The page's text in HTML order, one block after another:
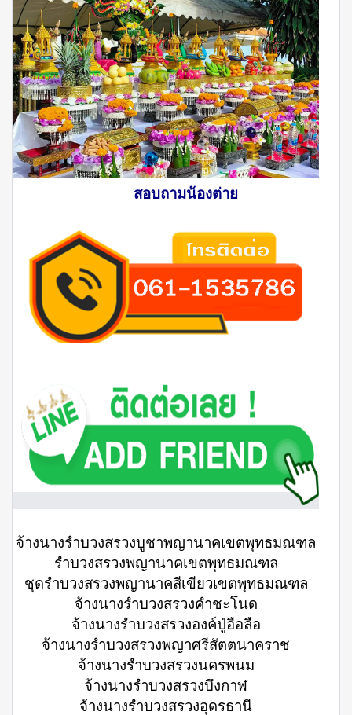
สอบถามน้องต่าย
จ้างนางรำบวงสรวงบูชาพญานาคเขตพุทธมณฑล
รําบวงสรวงพญานาคเขตพุทธมณฑล
ชุดรําบวงสรวงพญานาคสีเขียวเขตพุทธมณฑล
จ้างนางรำบวงสรวงคำชะโนด
จ้างนางรำบวงสรวงองค์ปู่อือลือ
จ้างนางรำบวงสรวงพญาศรีสัตตนาคราช
จ้างนางรำบวงสรวงนครพนม
จ้างนางรำบวงสรวงบึงกาฬ
จ้างนางรำบวงสรวงอุดรธานี